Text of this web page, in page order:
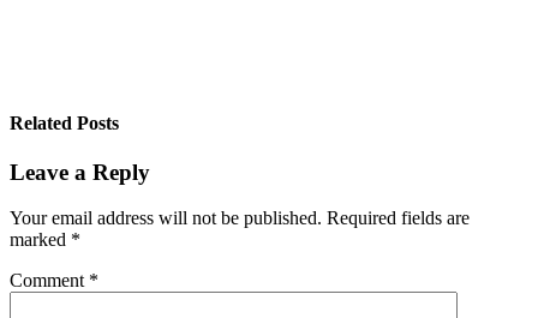
Related Posts
Leave a Reply
Your email address will not be published. Required fields are
marked *
Comment *